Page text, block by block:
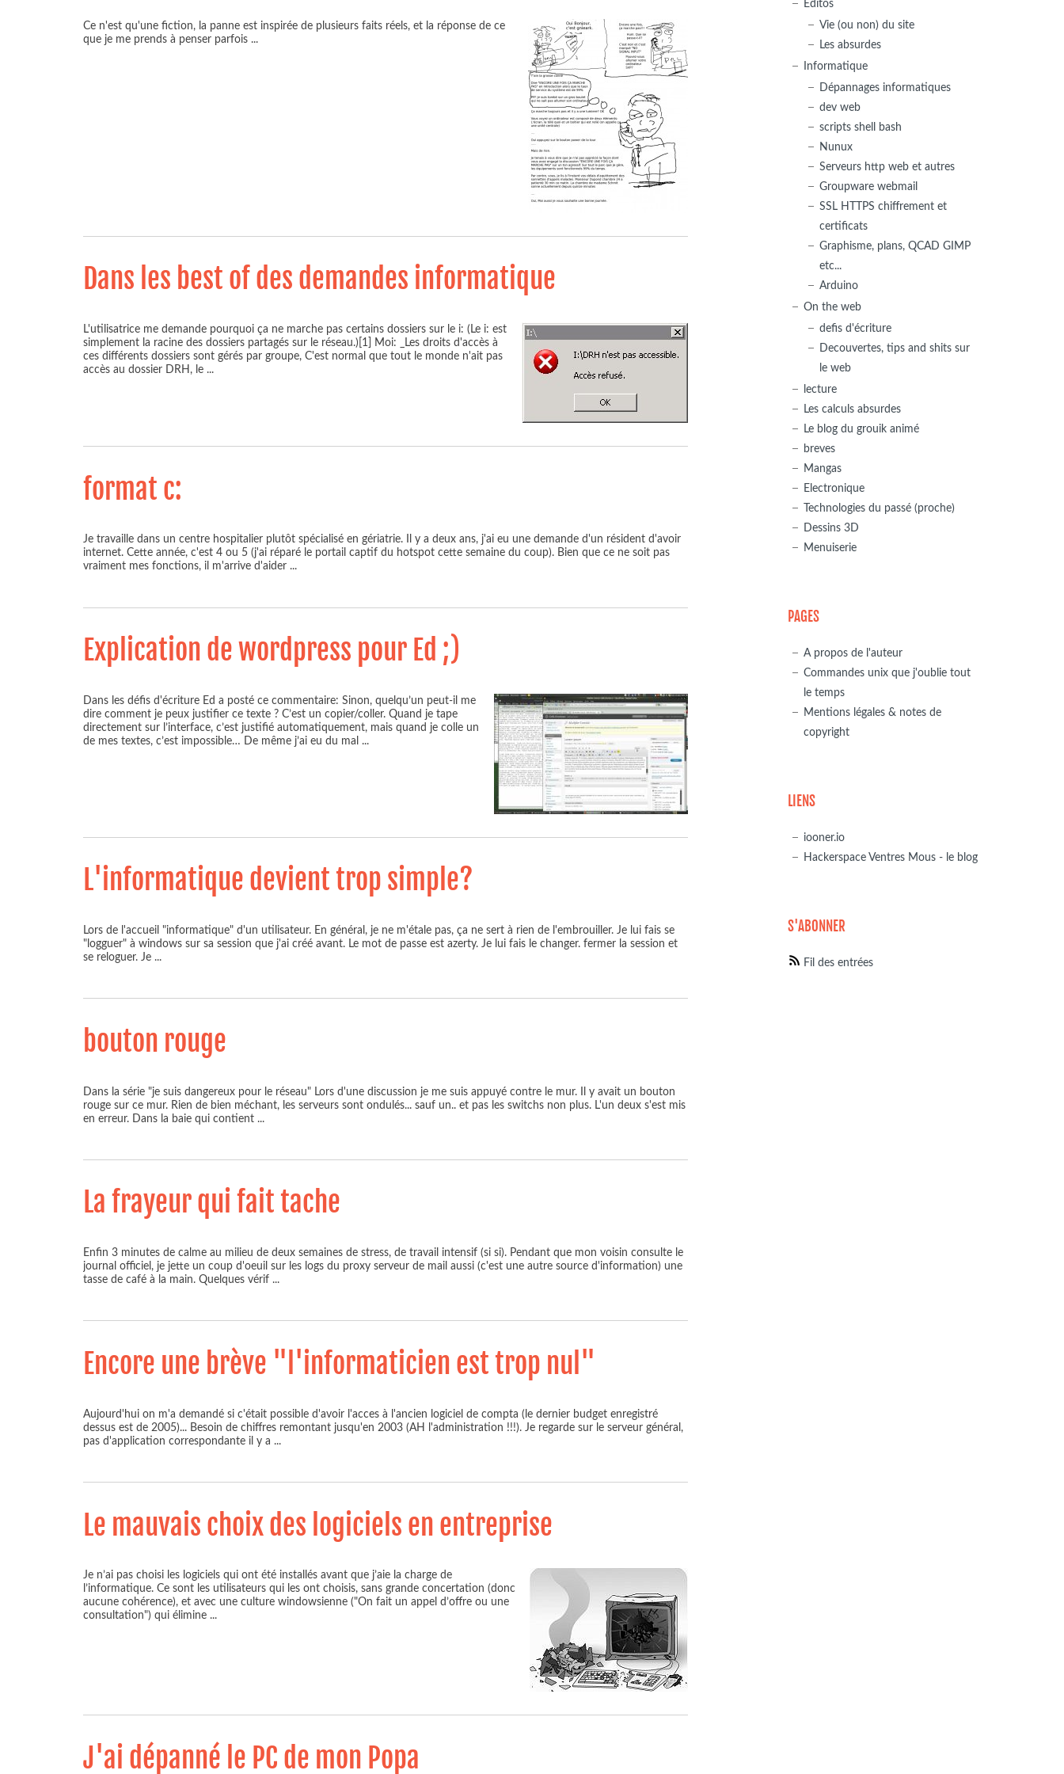
Ce n'est qu'une fiction, la panne est inspirée de plusieurs faits réels, et la réponse de ce
que je me prends à penser parfois ...
Dans les best of des demandes informatique
L'utilisatrice me demande pourquoi ça ne marche pas certains dossiers sur le i: (Le i: est
simplement la racine des dossiers partagés sur le réseau.)[1] Moi: _Les droits d'accès à
ces différents dossiers sont gérés par groupe, C'est normal que tout le monde n'ait pas
accès au dossier DRH, le ...
format c:
Je travaille dans un centre hospitalier plutôt spécialisé en gériatrie. Il y a deux ans, j'ai eu une demande d'un résident d'avoir
internet. Cette année, c'est 4 ou 5 (j'ai réparé le portail captif du hotspot cette semaine du coup). Bien que ce ne soit pas
vraiment mes fonctions, il m'arrive d'aider ...
Explication de wordpress pour Ed ;)
Dans les défis d'écriture Ed a posté ce commentaire: Sinon, quelqu’un peut-il me
dire comment je peux justifier ce texte ? C’est un copier/coller. Quand je tape
directement sur l’interface, c’est justifié automatiquement, mais quand je colle un
de mes textes, c’est impossible… De même j’ai eu du mal ...
L'informatique devient trop simple?
Lors de l'accueil "informatique" d'un utilisateur. En général, je ne m'étale pas, ça ne sert à rien de l'embrouiller. Je lui fais se
"logguer" à windows sur sa session que j'ai créé avant. Le mot de passe est azerty. Je lui fais le changer. fermer la session et
se reloguer. Je ...
bouton rouge
Dans la série "je suis dangereux pour le réseau" Lors d'une discussion je me suis appuyé contre le mur. Il y avait un bouton
rouge sur ce mur. Rien de bien méchant, les serveurs sont ondulés... sauf un.. et pas les switchs non plus. L'un deux s'est mis
en erreur. Dans la baie qui contient ...
La frayeur qui fait tache
Enfin 3 minutes de calme au milieu de deux semaines de stress, de travail intensif (si si). Pendant que mon voisin consulte le
journal officiel, je jette un coup d'oeuil sur les logs du proxy serveur de mail aussi (c'est une autre source d'information) une
tasse de café à la main. Quelques vérif ...
Encore une brève "l'informaticien est trop nul"
Aujourd'hui on m'a demandé si c'était possible d'avoir l'acces à l'ancien logiciel de compta (le dernier budget enregistré
dessus est de 2005)... Besoin de chiffres remontant jusqu'en 2003 (AH l'administration !!!). Je regarde sur le serveur général,
pas d'application correspondante il y a ...
Le mauvais choix des logiciels en entreprise
Je n’ai pas choisi les logiciels qui ont été installés avant que j’aie la charge de
l’informatique. Ce sont les utilisateurs qui les ont choisis, sans grande concertation (donc
aucune cohérence), et avec une culture windowsienne ("On fait un appel d’offre ou une
consultation") qui élimine ...
J'ai dépanné le PC de mon Popa
Editos
Vie (ou non) du site
Les absurdes
Informatique
Dépannages informatiques
dev web
scripts shell bash
Nunux
Serveurs http web et autres
Groupware webmail
SSL HTTPS chiffrement et
certificats
Graphisme, plans, QCAD GIMP
etc...
Arduino
On the web
defis d'écriture
Decouvertes, tips and shits sur
le web
lecture
Les calculs absurdes
Le blog du grouik animé
breves
Mangas
Electronique
Technologies du passé (proche)
Dessins 3D
Menuiserie
PAGES
A propos de l'auteur
Commandes unix que j'oublie tout
le temps
Mentions légales & notes de
copyright
LIENS
iooner.io
Hackerspace Ventres Mous - le blog
S'ABONNER
Fil des entrées